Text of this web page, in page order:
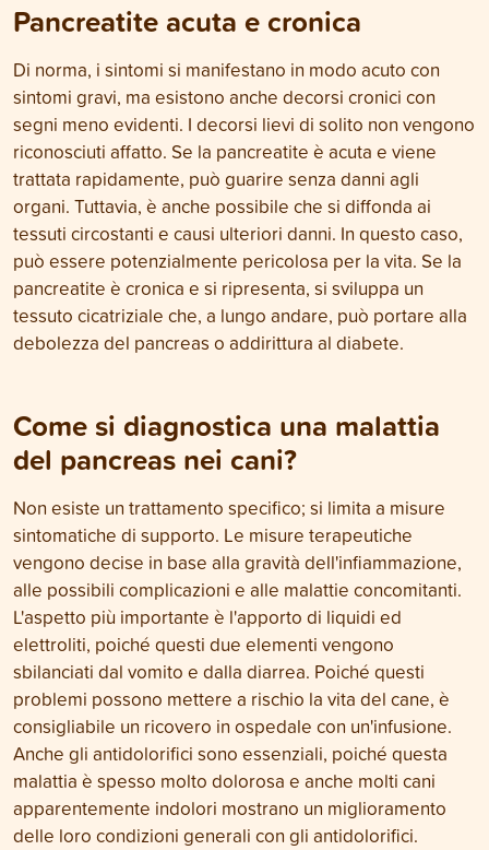
Pancreatite acuta e cronica
Di norma, i sintomi si manifestano in modo acuto con
sintomi gravi, ma esistono anche decorsi cronici con
segni meno evidenti. I decorsi lievi di solito non vengono
riconosciuti affatto. Se la pancreatite è acuta e viene
trattata rapidamente, può guarire senza danni agli
organi. Tuttavia, è anche possibile che si diffonda ai
tessuti circostanti e causi ulteriori danni. In questo caso,
può essere potenzialmente pericolosa per la vita. Se la
pancreatite è cronica e si ripresenta, si sviluppa un
tessuto cicatriziale che, a lungo andare, può portare alla
debolezza del pancreas o addirittura al diabete.
Come si diagnostica una malattia
del pancreas nei cani?
Non esiste un trattamento specifico; si limita a misure
sintomatiche di supporto. Le misure terapeutiche
vengono decise in base alla gravità dell'infiammazione,
alle possibili complicazioni e alle malattie concomitanti.
L'aspetto più importante è l'apporto di liquidi ed
elettroliti, poiché questi due elementi vengono
sbilanciati dal vomito e dalla diarrea. Poiché questi
problemi possono mettere a rischio la vita del cane, è
consigliabile un ricovero in ospedale con un'infusione.
Anche gli antidolorifici sono essenziali, poiché questa
malattia è spesso molto dolorosa e anche molti cani
apparentemente indolori mostrano un miglioramento
delle loro condizioni generali con gli antidolorifici.